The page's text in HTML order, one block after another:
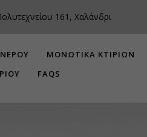
161, Χαλάνδρι
ΜΟΝΩΤΙΚΑ ΚΤΙΡΙΩΝ
FAQS